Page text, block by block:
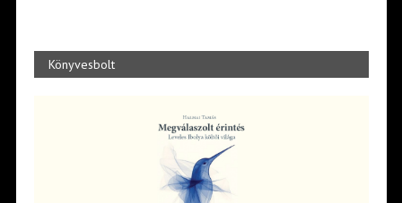
Könyvesbolt